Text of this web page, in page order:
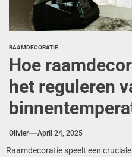
RAAMDECORATIE
Hoe
het reguleren
Olivier April 24, 2025
Raamdecoratie speelt een